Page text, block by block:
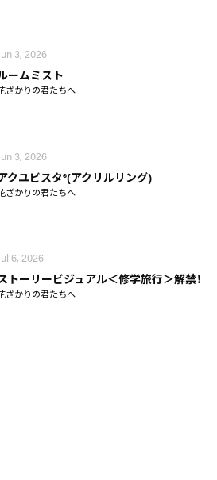
3, 2026
ームミスト
ざかりの君たちへ
3, 2026
クユビスタ®(アクリルリング)
ざかりの君たちへ
6, 2026
トーリービジュアル＜修学旅行＞解禁！
ざかりの君たちへ